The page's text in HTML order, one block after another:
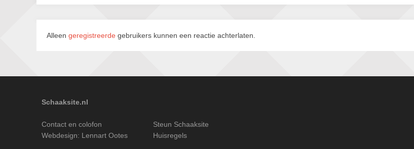
Alleen geregistreerde gebruikers kunnen een reactie achterlaten.
Schaaksite.nl
Contact en colofon
Webdesign: Lennart Ootes
Steun Schaaksite
Huisregels